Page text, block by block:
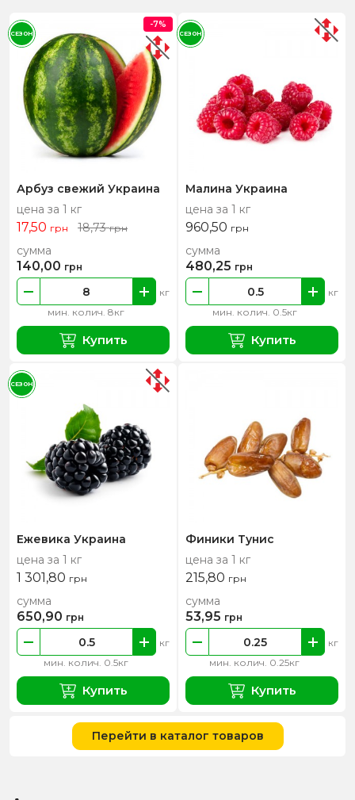
Арбуз свежий Украина
цена за 1 кг
17,50 грн 18,73грн
мин. колич. 8кг
кг
сумма
140,00 грн
Купить
-7%
СЕЗОН
Малина Украина
цена за 1 кг
960,50 грн
мин. колич. 0.5кг
кг
сумма
480,25 грн
Купить
СЕЗОН
Ежевика Украина
цена за 1 кг
1 301,80 грн
мин. колич. 0.5кг
кг
сумма
650,90 грн
Купить
СЕЗОН
Финики Тунис
цена за 1 кг
215,80 грн
мин. колич. 0.25кг
кг
сумма
53,95 грн
Купить
Перейти в каталог товаров